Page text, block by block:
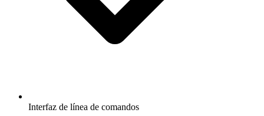
Interfaz de línea de comandos